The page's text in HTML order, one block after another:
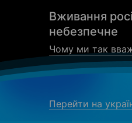
Вживання
небезпечне
Чому ми так
Перейти на